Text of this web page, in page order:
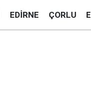
EDIRNE ÇORLU